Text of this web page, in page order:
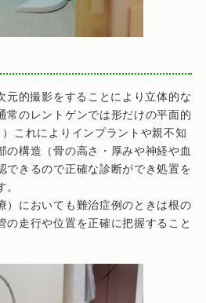
元的撮影をすることにより立体的な
常のレントゲンでは形だけの平面的
これによりインプラントや親不知
の構造（骨の高さ・厚みや神経や血
できるので正確な診断ができ処置を
）においても難治症例のときは根の
の走行や位置を正確に把握すること